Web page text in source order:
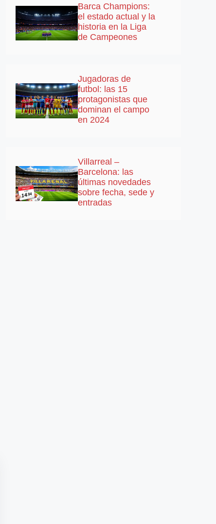
Barca Champions:
el estado actual y la
historia en la Liga
de Campeones
Jugadoras de
futbol: las 15
protagonistas que
dominan el campo
en 2024
Villarreal –
Barcelona: las
últimas novedades
sobre fecha, sede y
entradas